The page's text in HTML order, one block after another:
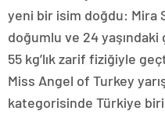
yeni bir isim doğdu: Mira
doğumlu ve 24
55 kg’lık zarif fiziğiyle
Miss Angel of Turkey
kategorisinde Türkiye